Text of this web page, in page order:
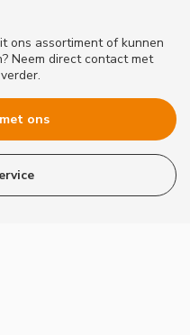
ons assortiment of kunnen
Neem direct contact met
ons